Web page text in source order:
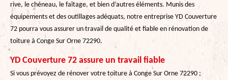
rive, le chéneau, le faîtage, et bien d’autres éléments. Munis des
équipements et des outillages adéquats, notre entreprise YD Couverture
72 pourra vous assurer un travail de qualité et fiable en rénovation de
toiture à Conge Sur Orne 72290.
YD Couverture 72 assure un travail fiable
Si vous prévoyez de rénover votre toiture à Conge Sur Orne 72290 ;